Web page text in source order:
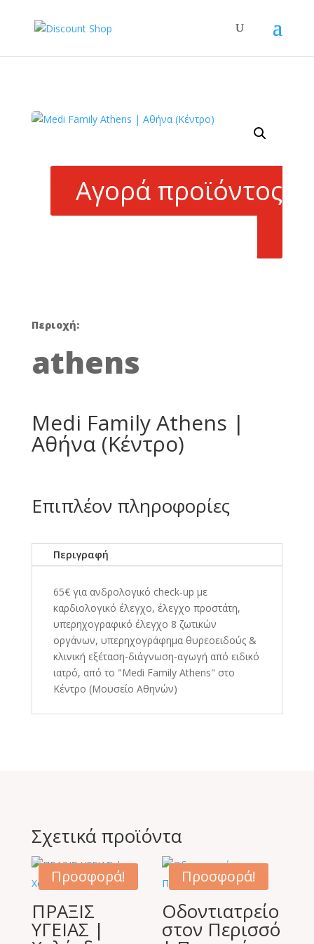
Αγορά προϊόντος
Περιοχή:
athens
Medi Family Athens |
Αθήνα (Κέντρο)
Επιπλέον πληροφορίες
Περιγραφή
65€ για ανδρολογικό check-up με
καρδιολογικό έλεγχο, έλεγχο προστάτη,
υπερηχογραφικό έλεγχο 8 ζωτικών
οργάνων, υπερηχογράφημα θυρεοειδούς &
κλινική εξέταση-διάγνωση-αγωγή από ειδικό
ιατρό, από το "Medi Family Athens" στο
Κέντρο (Μουσείο Αθηνών)
Σχετικά προϊόντα
Προσφορά!
ΠΡΑΞΙΣ
ΥΓΕΙΑΣ |
Προσφορά!
Οδοντιατρείο
στον Περισσό